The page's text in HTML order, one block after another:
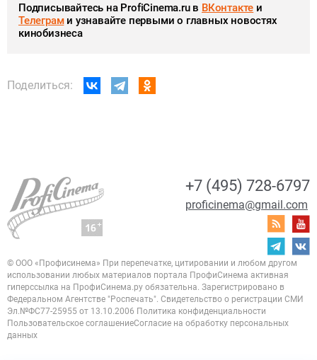
Подписывайтесь на ProfiCinema.ru в ВКонтакте и
Телеграми узнавайте первыми о главных новостях
кинобизнеса
Поделиться:
+7 (495) 728-6797
proficinema@gmail.com
© ООО «Профисинема» При перепечатке, цитировании и любом другом
использовании любых материалов портала ПрофиСинема активная
гиперссылка на ПрофиСинема.ру обязательна. Зарегистрировано в
Федеральном Агентстве "Роспечать". Свидетельство о регистрации СМИ
Эл.№ФС77-25955 от 13.10.2006 Политика конфиденциальности
Пользовательское соглашениеСогласие на обработку персональных
данных